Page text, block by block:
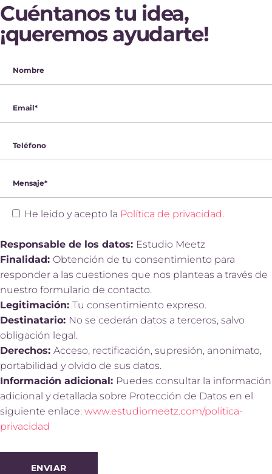
Cuéntanos tu idea,
¡queremos ayudarte!
He leido y acepto la Política de privacidad.
Responsable de los datos: Estudio Meetz
Finalidad: Obtención de tu consentimiento para
responder a las cuestiones que nos planteas a través de
nuestro formulario de contacto.
Legitimación: Tu consentimiento expreso.
Destinatario: No se cederán datos a terceros, salvo
obligación legal.
Derechos: Acceso, rectificación, supresión, anonimato,
portabilidad y olvido de sus datos.
Información adicional: Puedes consultar la información
adicional y detallada sobre Protección de Datos en el
siguiente enlace: www.estudiomeetz.com/politica-
privacidad